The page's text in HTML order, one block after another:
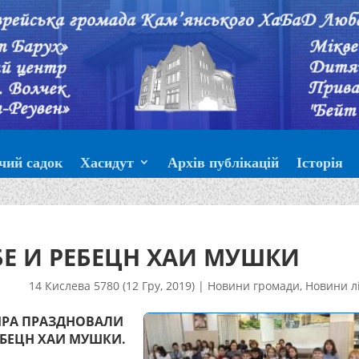
садок Хасидут Архів публікацій Історія
И РЕБЕЦН ХАИ МУШКИ
14 Кислева 5780 (12 Гру, 2019)| Новини громади, Новини
ПРАЗДНОВАЛИ
ХАИ МУШКИ.